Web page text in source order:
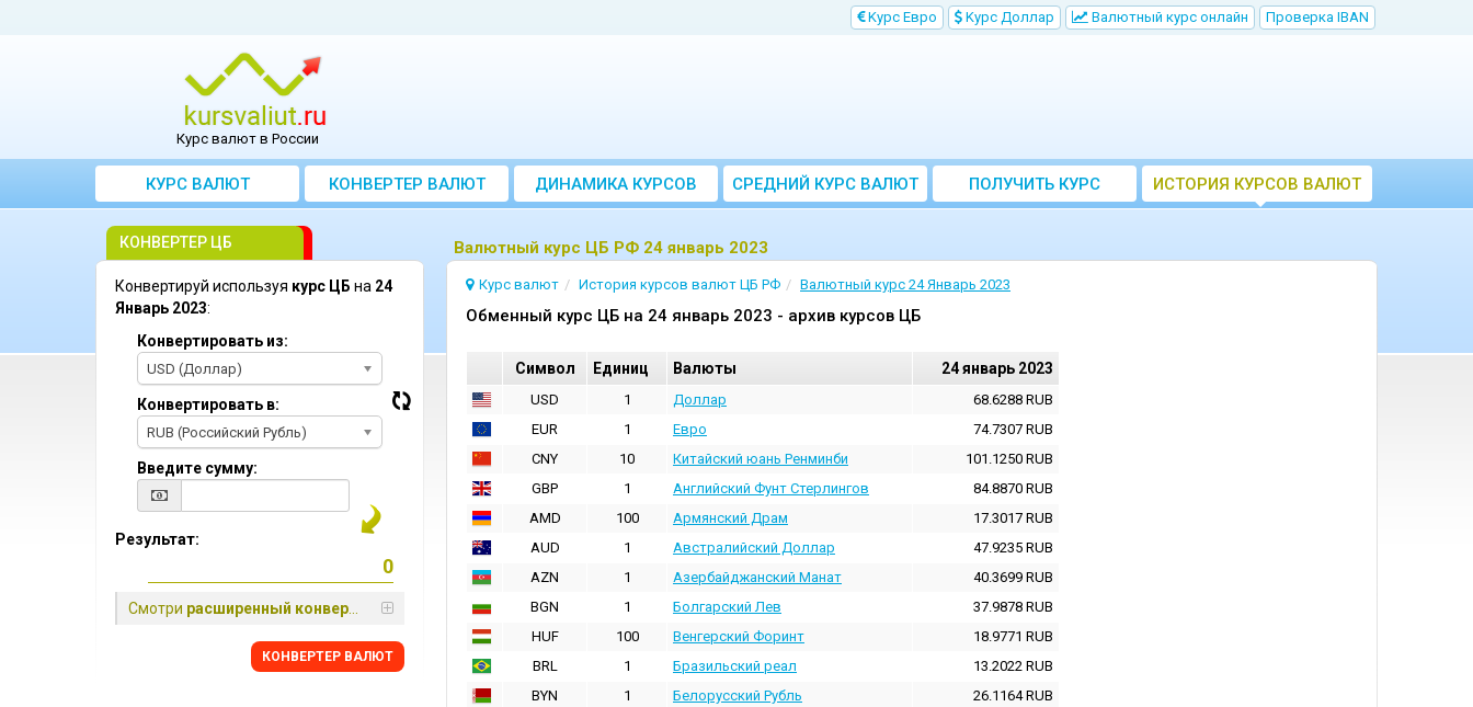
Kурс Евро Kурс Доллар Bалютный курс онлайн Проверка IBAN
Курс валют в России
КУРС ВАЛЮТ КОНВЕРТЕР ВАЛЮТ ДИНАМИКА КУРСОВ
CРЕДНИЙ КУРС ВАЛЮТ
ЗА МЕСЯЦ
ПОЛУЧИТЬ КУРС
ВАЛЮТ ЦБ
ИСТОРИЯ КУРСОВ ВАЛЮТ
ЦБ РФ
Bалютный курс ЦБ РФ 24 январь 2023
Курс валют История курсов валют ЦБ РФ Валютный курс 24 Январь 2023
Oбменный курс ЦБ на 24 январь 2023 - архив курсов ЦБ
Cимвол Единиц Валюты 24 январь 2023
USD 1 Доллар 68.6288 RUB
EUR
1 Евро 74.7307 RUB
CNY
10 Китайский юань Ренминби 101.1250 RUB
GBP
1 Английский Фунт Стерлингов 84.8870 RUB
AMD
100 Армянский Драм 17.3017 RUB
AUD
1 Австралийский Доллар 47.9235 RUB
AZN
1 Азербайджанский Манат 40.3699 RUB
BGN
1 Болгарский Лев 37.9878 RUB
HUF
100 Венгерский Форинт 18.9771 RUB
BRL
1 Бразильский реал 13.2022 RUB
BYN
1 Белорусский Рубль 26.1164RUB
КОНВЕРТЕР ЦБ
Конвертируй используя курс ЦБ на 24
Январь 2023:
Конвертировать из:
USD (Доллар)
Конвертировать в:
RUB (Российский Рубль)
Введите сумму:
Результат:
Смотри расширенный конвертер
КОНВЕРТЕР ВАЛЮТ